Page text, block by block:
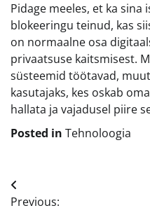
Pidage meeles, et ka sina
blokeeringu teinud, kas
on normaalne osa
privaatsuse kaitsmisest.
süsteemid töötavad,
kasutajaks, kes oskab
hallata ja vajadusel piire
Posted in Tehnoloogia
Navigeerimine
Previous: